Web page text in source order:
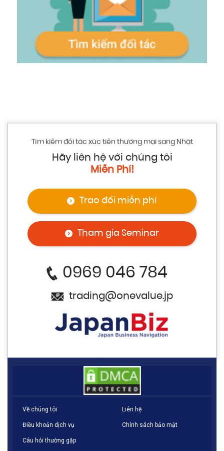
Tìm kiếm đối tác xúc tiến thương mại sang Nhật
Hãy liên hệ với chúng tôi
Miễn Phí!
Trao đổi miễn phí
Tham gia Seminar
0969 046 784
trading@onevalue.jp
Về chúng tôi Liên hệ
Điều khoản dịch vụ Chính sách bảo mật
Câu hỏi thường gặp